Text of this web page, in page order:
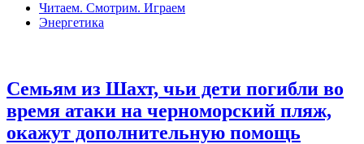
Читаем. Смотрим. Играем
Энергетика
Семьям из Шахт, чьи дети погибли во
время атаки на черноморский пляж,
окажут дополнительную помощь